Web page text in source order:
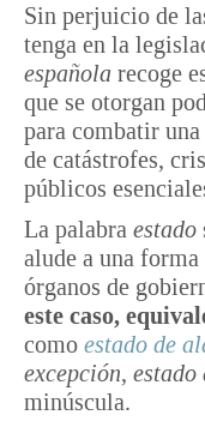
Sin perjuicio de
tenga en la
española recoge
que se otorgan
para combatir
de catástrofes,
públicos
La palabra estado
alude a una
órganos de
este caso,
como estado de
excepción, estado
minúscula.